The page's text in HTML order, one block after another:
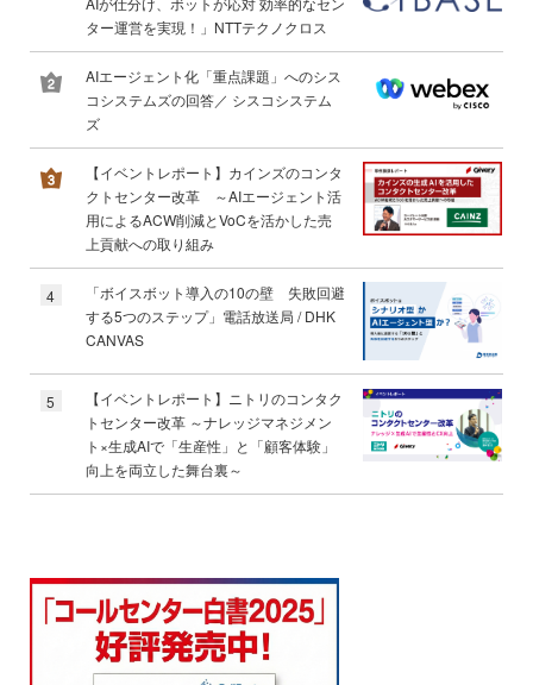
ター運営を実現！」NTTテクノクロス
AIエージェント化「重点課題」へのシス
コシステムズの回答／ シスコシステム
ズ
【イベントレポート】カインズのコンタ
クトセンター改革 ～AIエージェント活
用によるACW削減とVoCを活かした売
上貢献への取り組み
4
「ボイスボット導入の10の壁 失敗回避
する5つのステップ」電話放送局 / DHK
CANVAS
5
【イベントレポート】ニトリのコンタク
トセンター改革 ～ナレッジマネジメン
ト×生成AIで「生産性」と「顧客体験」
向上を両立した舞台裏～